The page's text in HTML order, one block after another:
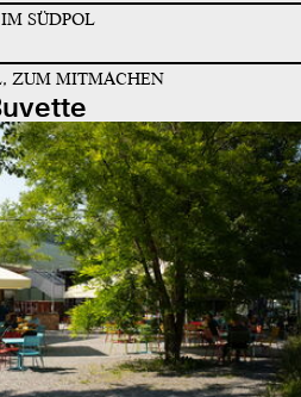
SÜDPOL
ZUM MITMACHEN